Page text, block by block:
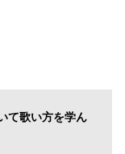
て歌い方を学ん